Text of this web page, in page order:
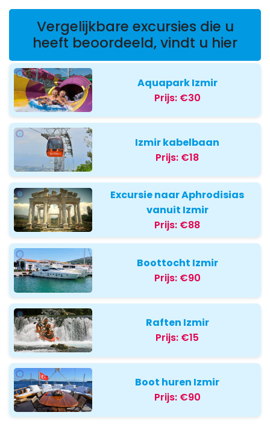
Vergelijkbare excursies die u
heeft beoordeeld, vindt u hier
Aquapark Izmir
Prijs: €30
Izmir kabelbaan
Prijs: €18
Excursie naar Aphrodisias
vanuit Izmir
Prijs: €88
Boottocht Izmir
Prijs: €90
Raften Izmir
Prijs: €15
Boot huren Izmir
Prijs: €90